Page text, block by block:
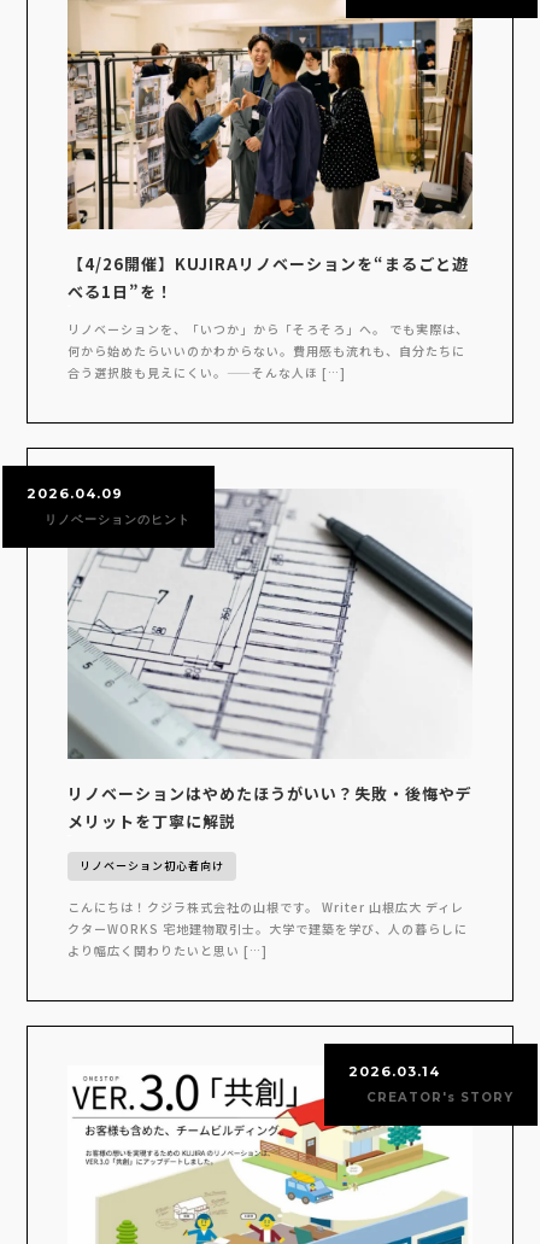
【4/26開催】KUJIRAリノベーションを“まるごと遊
べる1日”を！
リノベーションを、「いつか」から「そろそろ」へ。 でも実際は、
何から始めたらいいのかわからない。費用感も流れも、自分たちに
合う選択肢も見えにくい。——そんな人ほ […]
2026.04.09
リノベーションのヒント
リノベーションはやめたほうがいい？失敗・後悔やデ
メリットを丁寧に解説
リノベーション初心者向け
こんにちは！クジラ株式会社の山根です。 Writer 山根広大 ディレ
クターWORKS 宅地建物取引士。大学で建築を学び、人の暮らしに
より幅広く関わりたいと思い […]
2026.03.14
CREATOR's STORY